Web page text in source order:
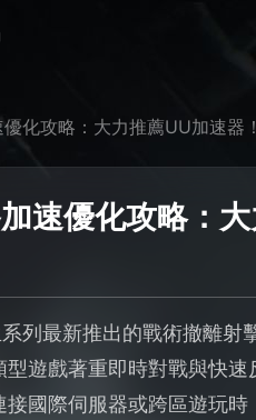
化攻略：大力推薦UU加速器！
速優化攻略：
系列最新推出的戰術撤離
遊戲著重即時對戰與快
國際伺服器或跨區遊玩